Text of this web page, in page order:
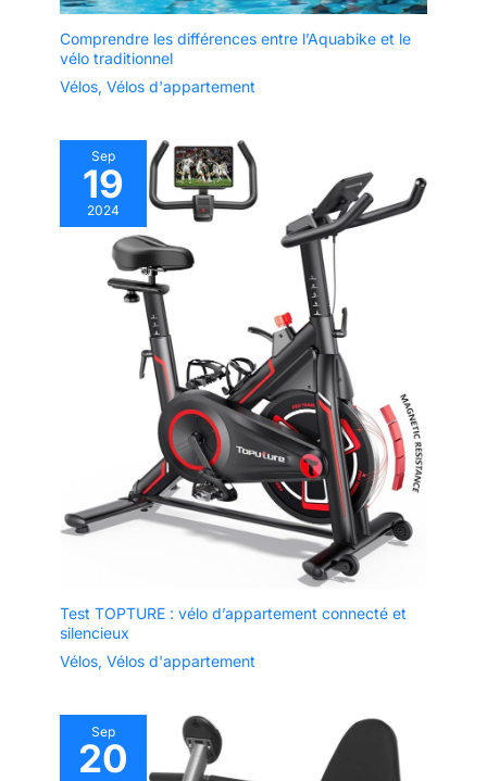
Comprendre les différences entre l’Aquabike et le
vélo traditionnel
Vélos, Vélos d'appartement
Sep
19
2024
Test TOPTURE : vélo d’appartement connecté et
silencieux
Vélos, Vélos d'appartement
Sep
20